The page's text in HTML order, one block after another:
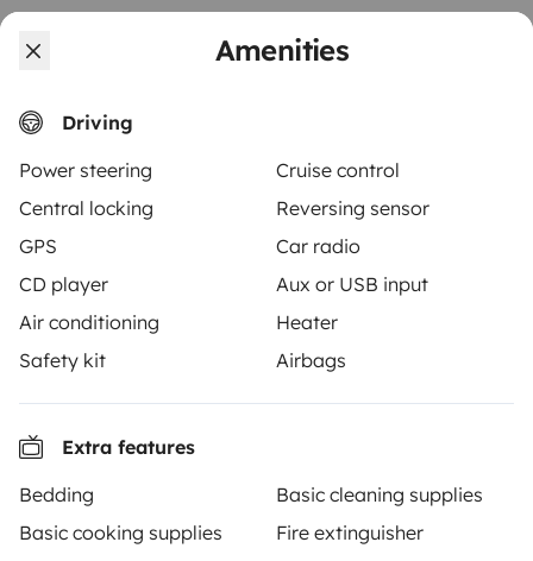
Amenities
Driving
Power steering
Cruise control
Central locking
Reversing sensor
GPS
Car radio
CD player
Aux or USB input
Air conditioning
Heater
Safety kit
Airbags
Extra features
Bedding
Basic cleaning supplies
Basic cooking supplies
Fire extinguisher
€80 /day
Yescapa brings travellers and local campervan and
motorhome owners across the UK and Europe
together through a safe, trusted platform. Rent the
motorhome of your dreams with insurance and
3.53/5 on 314 customer reviews on Trusted Shops